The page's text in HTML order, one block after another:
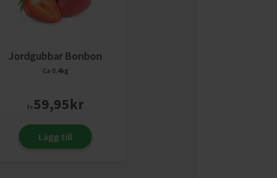
Jordgubbar Bonbon
Ca 0.4kg
fr.59,95kr
Lägg till